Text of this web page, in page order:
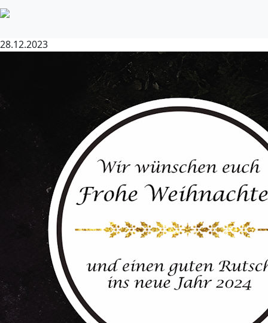
Frohe Weihnachten!
28.12.2023